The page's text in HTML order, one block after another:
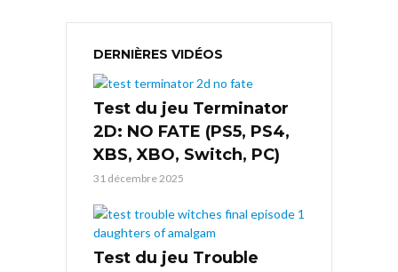
DERNIÈRES VIDÉOS
Test du jeu Terminator
2D: NO FATE (PS5, PS4,
XBS, XBO, Switch, PC)
31 décembre 2025
Test du jeu Trouble